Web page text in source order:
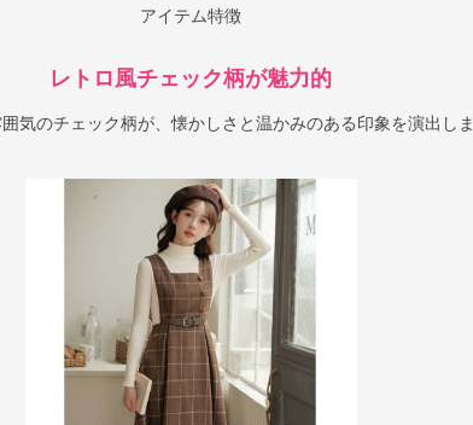
アイテム特徴
レトロ風チェック柄が魅力的
気のチェック柄が、懐かしさと温かみのある印象を演出しま